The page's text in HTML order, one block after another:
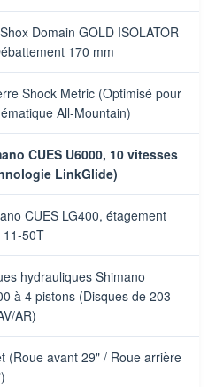
Domain GOLD ISOLATOR
170 mm
Shock Metric (Optimisé pour
All-Mountain)
CUES U6000, 10 vitesses
LinkGlide)
CUES LG400, étagement
11-50T
hydrauliques Shimano
à 4 pistons (Disques de 203
AR)
(Roue avant 29" / Roue arrière